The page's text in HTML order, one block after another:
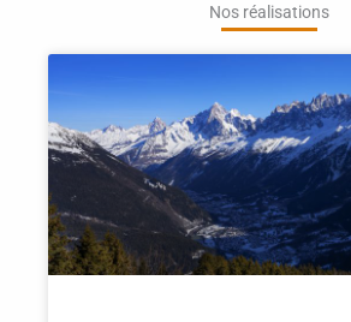
Nos réalisations